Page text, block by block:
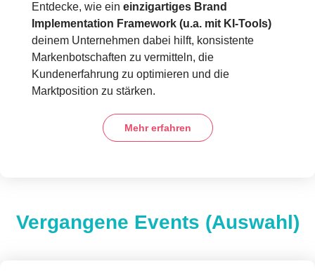
Entdecke, wie ein einzigartiges Brand
Implementation Framework (u.a. mit KI-Tools)
deinem Unternehmen dabei hilft, konsistente
Markenbotschaften zu vermitteln, die
Kundenerfahrung zu optimieren und die
Marktposition zu stärken.
Mehr erfahren
Vergangene Events (Auswahl)